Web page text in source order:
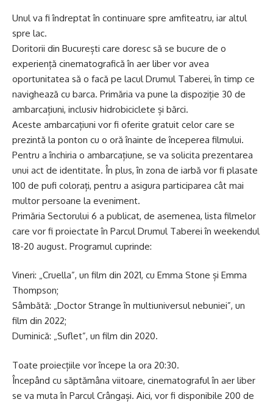
Unul va fi îndreptat în continuare spre amfiteatru, iar altul
spre lac.
Doritorii din București care doresc să se bucure de o
experiență cinematografică în aer liber vor avea
oportunitatea să o facă pe lacul Drumul Taberei, în timp ce
navighează cu barca. Primăria va pune la dispoziție 30 de
ambarcațiuni, inclusiv hidrobiciclete și bărci.
Aceste ambarcațiuni vor fi oferite gratuit celor care se
prezintă la ponton cu o oră înainte de începerea filmului.
Pentru a închiria o ambarcațiune, se va solicita prezentarea
unui act de identitate. În plus, în zona de iarbă vor fi plasate
100 de pufi colorați, pentru a asigura participarea cât mai
multor persoane la eveniment.
Primăria Sectorului 6 a publicat, de asemenea, lista filmelor
care vor fi proiectate în Parcul Drumul Taberei în weekendul
18-20 august. Programul cuprinde:
Vineri: „Cruella”, un film din 2021, cu Emma Stone și Emma
Thompson;
Sâmbătă: „Doctor Strange în multiuniversul nebuniei”, un
film din 2022;
Duminică: „Suflet”, un film din 2020.
Toate proiecțiile vor începe la ora 20:30.
Începând cu săptămâna viitoare, cinematograful în aer liber
se va muta în Parcul Crângași. Aici, vor fi disponibile 200 de